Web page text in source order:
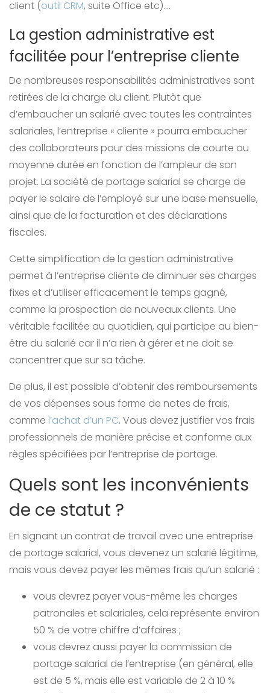
client (outil CRM, suite Office etc)….
La gestion administrative est
facilitée pour l’entreprise cliente
De nombreuses responsabilités administratives sont
retirées de la charge du client. Plutôt que
d’embaucher un salarié avec toutes les contraintes
salariales, l’entreprise « cliente » pourra embaucher
des collaborateurs pour des missions de courte ou
moyenne durée en fonction de l’ampleur de son
projet. La société de portage salarial se charge de
payer le salaire de l’employé sur une base mensuelle,
ainsi que de la facturation et des déclarations
fiscales.
Cette simplification de la gestion administrative
permet à l’entreprise cliente de diminuer ses charges
fixes et d’utiliser efficacement le temps gagné,
comme la prospection de nouveaux clients. Une
véritable facilitée au quotidien, qui participe au bien-
être du salarié car il n’a rien à gérer et ne doit se
concentrer que sur sa tâche.
De plus, il est possible d’obtenir des remboursements
de vos dépenses sous forme de notes de frais,
comme l’achat d’un PC. Vous devez justifier vos frais
professionnels de manière précise et conforme aux
règles spécifiées par l’entreprise de portage.
Quels sont les inconvénients
de ce statut ?
En signant un contrat de travail avec une entreprise
de portage salarial, vous devenez un salarié légitime,
mais vous devez payer les mêmes frais qu’un salarié :
vous devrez payer vous-même les charges
patronales et salariales, cela représente environ
50 % de votre chiffre d’affaires ;
vous devrez aussi payer la commission de
portage salarial de l’entreprise (en général, elle
est de 5 %, mais elle est variable de 2 à 10 %